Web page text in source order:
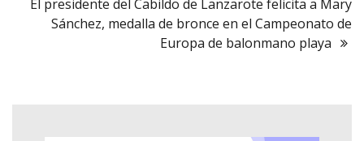
El presidente del Cabildo de Lanzarote felicita a Mary
Sánchez, medalla de bronce en el Campeonato de
Europa de balonmano playa